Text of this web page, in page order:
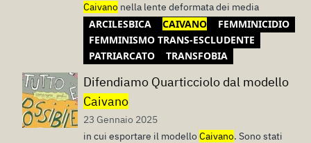
Caivano nella lente deformata dei media
ARCILESBICA CAIVANO
FEMMINICIDIO
FEMMINISMO TRANS-ESCLUDENTE
PATRIARCATO
TRANSFOBIA
Difendiamo Quarticciolo dal modello
Caivano
23 Gennaio 2025
in cui esportare il modelloCaivano. Sono stati